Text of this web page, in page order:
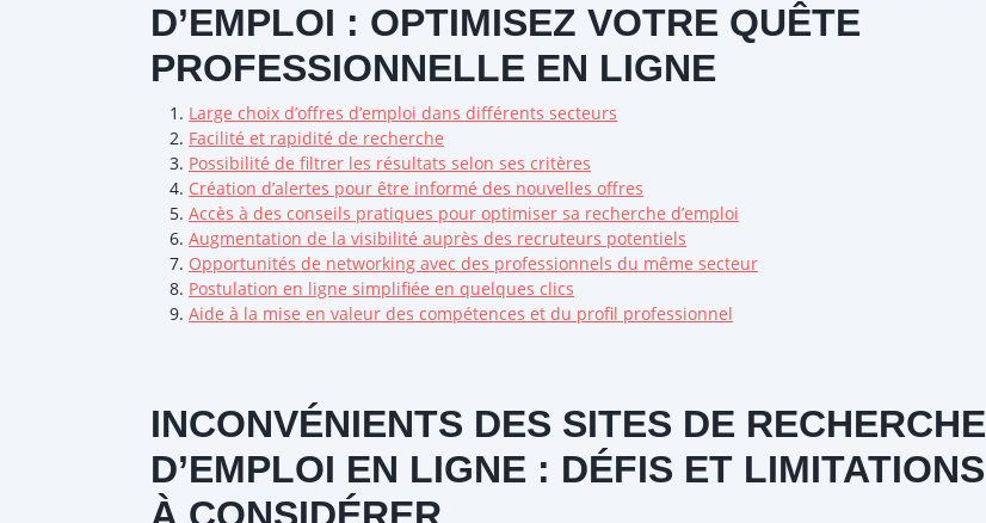
D’EMPLOI : OPTIMISEZ VOTRE QUÊTE
PROFESSIONNELLE EN LIGNE
Large choix d’offres d’emploi dans différents secteurs
Facilité et rapidité de recherche
Possibilité de filtrer les résultats selon ses critères
Création d’alertes pour être informé des nouvelles offres
Accès à des conseils pratiques pour optimiser sa recherche d’emploi
Augmentation de la visibilité auprès des recruteurs potentiels
Opportunités de networking avec des professionnels du même secteur
Postulation en ligne simplifiée en quelques clics
Aide à la mise en valeur des compétences et du profil professionnel
INCONVÉNIENTS DES SITES DE RECHERCHE
D’EMPLOI EN LIGNE : DÉFIS ET LIMITATIONS